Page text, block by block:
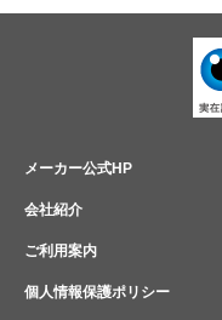
メーカー公式HP
会社紹介
ご利用案内
個人情報保護ポリシー